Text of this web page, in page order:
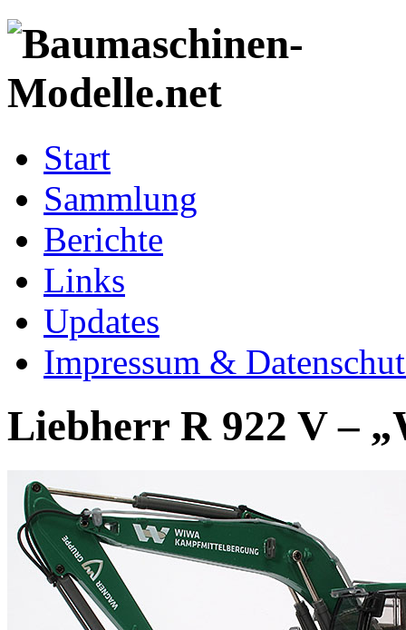
Start
Sammlung
Berichte
Links
Updates
Impressum &
Liebherr R 922 V –